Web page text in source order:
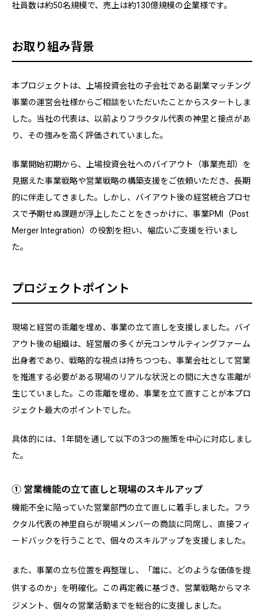
社員数は約50名規模で、売上は約130億規模の企業様です。
お取り組み背景
本プロジェクトは、上場投資会社の子会社である副業マッチング
事業の運営会社様からご相談をいただいたことからスタートしま
した。当社の代表は、以前よりフラクタル代表の神里と接点があ
り、その強みを高く評価されていました。
事業開始初期から、上場投資会社へのバイアウト（事業売却）を
見据えた事業戦略や営業戦略の構築支援をご依頼いただき、長期
的に伴走してきました。しかし、バイアウト後の経営統合プロセ
スで予期せぬ課題が浮上したことをきっかけに、事業PMI（Post
Merger Integration）の役割を担い、幅広いご支援を行いまし
た。
プロジェクトポイント
現場と経営の乖離を埋め、事業の立て直しを支援しました。バイ
アウト後の組織は、経営層の多くが元コンサルティングファーム
出身者であり、戦略的な視点は持ちつつも、事業会社として営業
を推進する必要がある現場のリアルな状況との間に大きな乖離が
生じていました。この乖離を埋め、事業を立て直すことが本プロ
ジェクト最大のポイントでした。
具体的には、1年間を通して以下の3つの施策を中心に対応しまし
た。
① 営業機能の立て直しと現場のスキルアップ
機能不全に陥っていた営業部門の立て直しに着手しました。フラ
クタル代表の神里自らが現場メンバーの商談に同席し、直接フィ
ードバックを行うことで、個々のスキルアップを支援しました。
また、事業の立ち位置を再整理し、「誰に、どのような価値を提
供するのか」を明確化。この再定義に基づき、営業戦略からマネ
ジメント、個々の営業活動までを総合的に支援しました。